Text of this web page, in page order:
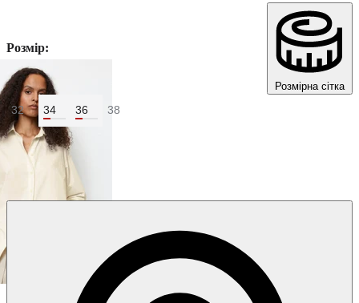
Розмір:
Розмірна сітка
32 34 36 38
Колір:Білий